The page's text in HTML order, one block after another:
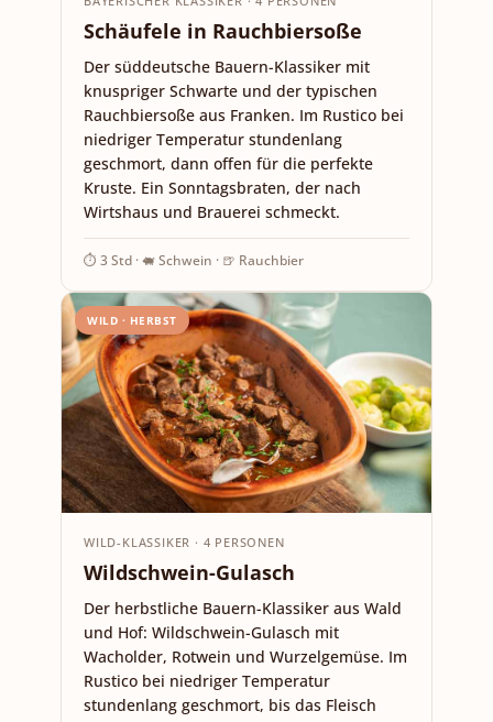
Schäufele in Rauchbiersoße
Der süddeutsche Bauern-Klassiker mit
knuspriger Schwarte und der typischen
Rauchbiersoße aus Franken. Im Rustico bei
niedriger Temperatur stundenlang
geschmort, dann offen für die perfekte
Kruste. Ein Sonntagsbraten, der nach
Wirtshaus und Brauerei schmeckt.
⏱ 3 Std · 🐖 Schwein · 🍺 Rauchbier
WILD · HERBST
WILD-KLASSIKER · 4 PERSONEN
Wildschwein-Gulasch
Der herbstliche Bauern-Klassiker aus Wald
und Hof: Wildschwein-Gulasch mit
Wacholder, Rotwein und Wurzelgemüse. Im
Rustico bei niedriger Temperatur
stundenlang geschmort, bis das Fleisch